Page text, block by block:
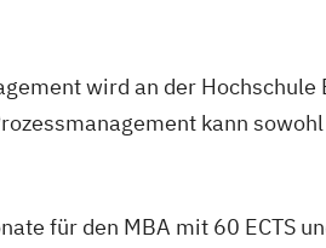
wird an der
kann
für den MBA mit 60 ECTS